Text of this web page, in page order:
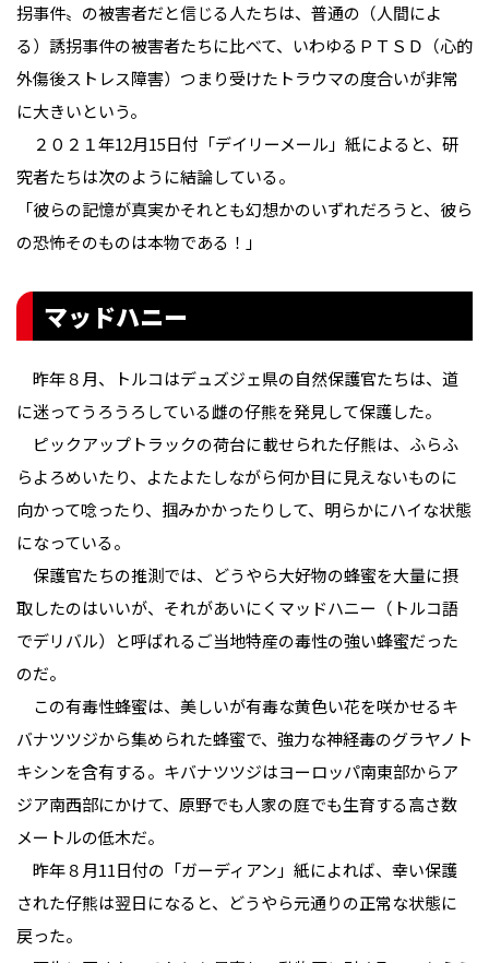
拐事件〟の被害者だと信じる人たちは、普通の（人間によ
る）誘拐事件の被害者たちに比べて、いわゆるＰＴＳＤ（心的
外傷後ストレス障害）つまり受けたトラウマの度合いが非常
に大きいという。
２０２１年12月15日付「デイリーメール」紙によると、研
究者たちは次のように結論している。
「彼らの記憶が真実かそれとも幻想かのいずれだろうと、彼ら
の恐怖そのものは本物である！」
マッドハニー
昨年８月、トルコはデュズジェ県の自然保護官たちは、道
に迷ってうろうろしている雌の仔熊を発見して保護した。
ピックアップトラックの荷台に載せられた仔熊は、ふらふ
らよろめいたり、よたよたしながら何か目に見えないものに
向かって唸ったり、掴みかかったりして、明らかにハイな状態
になっている。
保護官たちの推測では、どうやら大好物の蜂蜜を大量に摂
取したのはいいが、それがあいにくマッドハニー（トルコ語
でデリバル）と呼ばれるご当地特産の毒性の強い蜂蜜だった
のだ。
この有毒性蜂蜜は、美しいが有毒な黄色い花を咲かせるキ
バナツツジから集められた蜂蜜で、強力な神経毒のグラヤノト
キシンを含有する。キバナツツジはヨーロッパ南東部からア
ジア南西部にかけて、原野でも人家の庭でも生育する高さ数
メートルの低木だ。
昨年８月11日付の「ガーディアン」紙によれば、幸い保護
された仔熊は翌日になると、どうやら元通りの正常な状態に
戻った。